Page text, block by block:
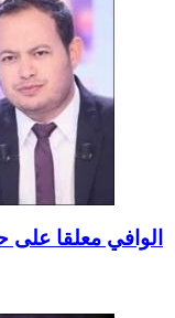
الوافي معلقا